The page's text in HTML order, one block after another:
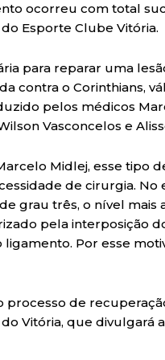
ocorreu com total
Esporte Clube Vitória.
para reparar uma
contra o Corinthians,
pelos médicos
Vasconcelos e
Midlej, esse tipo
de cirurgia. No
grau três, o nível mais
pela interposição
ligamento. Por esse
processo de
Vitória, que divulgará